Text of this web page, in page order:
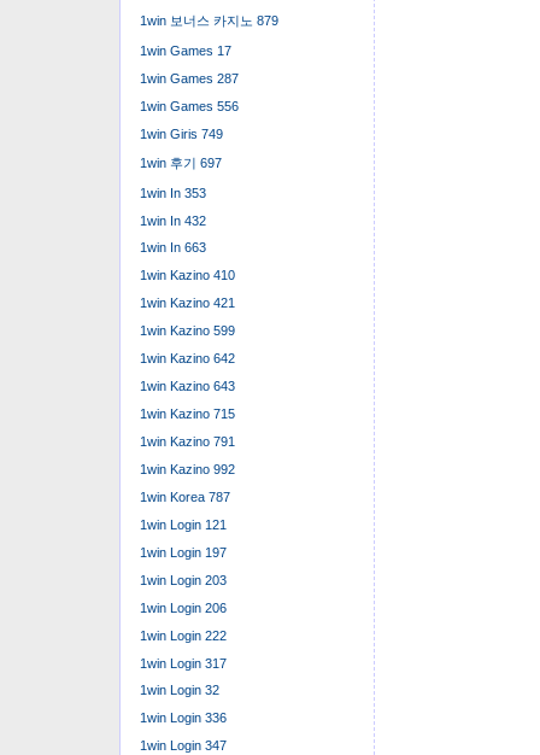
1win 보너스 카지노 879
1win Games 17
1win Games 287
1win Games 556
1win Giris 749
1win 후기 697
1win In 353
1win In 432
1win In 663
1win Kazino 410
1win Kazino 421
1win Kazino 599
1win Kazino 642
1win Kazino 643
1win Kazino 715
1win Kazino 791
1win Kazino 992
1win Korea 787
1win Login 121
1win Login 197
1win Login 203
1win Login 206
1win Login 222
1win Login 317
1win Login 32
1win Login 336
1win Login 347